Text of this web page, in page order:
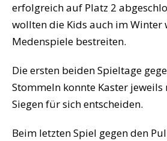
erfolgreich auf Platz 2
wollten die Kids auch im Winter
Medenspiele bestreiten.
Die ersten beiden Spieltage
Stommeln konnte Kaster
Siegen für sich entscheiden.
Beim letzten Spiel gegen den